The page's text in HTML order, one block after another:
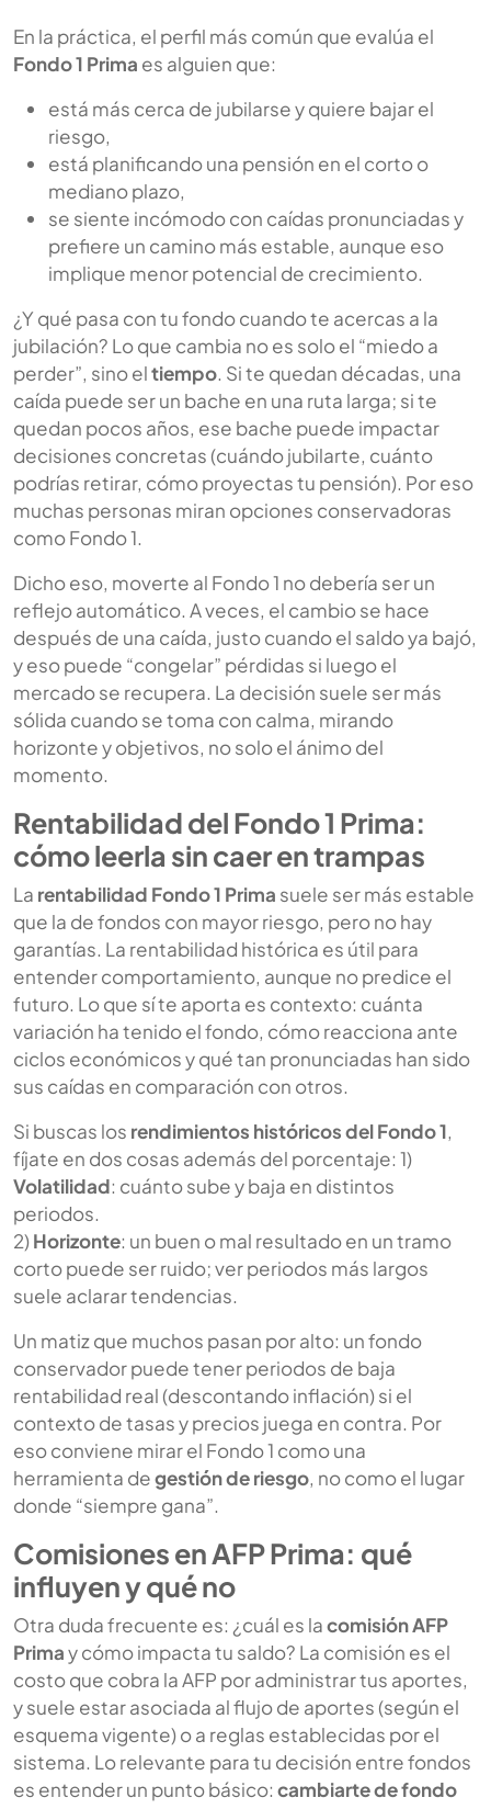
En la práctica, el perfil más común que evalúa el
Fondo 1 Prima es alguien que:
está más cerca de jubilarse y quiere bajar el
riesgo,
está planificando una pensión en el corto o
mediano plazo,
se siente incómodo con caídas pronunciadas y
prefiere un camino más estable, aunque eso
implique menor potencial de crecimiento.
¿Y qué pasa con tu fondo cuando te acercas a la
jubilación? Lo que cambia no es solo el “miedo a
perder”, sino eltiempo. Si te quedan décadas, una
caída puede ser un bache en una ruta larga; si te
quedan pocos años, ese bache puede impactar
decisiones concretas (cuándo jubilarte, cuánto
podrías retirar, cómo proyectas tu pensión). Por eso
muchas personas miran opciones conservadoras
como Fondo 1.
Dicho eso, moverte al Fondo 1 no debería ser un
reflejo automático. A veces, el cambio se hace
después de una caída, justo cuando el saldo ya bajó,
y eso puede “congelar” pérdidas si luego el
mercado se recupera. La decisión suele ser más
sólida cuando se toma con calma, mirando
horizonte y objetivos, no solo el ánimo del
momento.
Rentabilidad del Fondo 1 Prima:
cómo leerla sin caer en trampas
La rentabilidad Fondo 1 Prima suele ser más estable
que la de fondos con mayor riesgo, pero no hay
garantías. La rentabilidad histórica es útil para
entender comportamiento, aunque no predice el
futuro. Lo que sí te aporta es contexto: cuánta
variación ha tenido el fondo, cómo reacciona ante
ciclos económicos y qué tan pronunciadas han sido
sus caídas en comparación con otros.
Si buscas los rendimientos históricos del Fondo 1,
fíjate en dos cosas además del porcentaje: 1)
Volatilidad: cuánto sube y baja en distintos
periodos.
2)Horizonte: un buen o mal resultado en un tramo
corto puede ser ruido; ver periodos más largos
suele aclarar tendencias.
Un matiz que muchos pasan por alto: un fondo
conservador puede tener periodos de baja
rentabilidad real (descontando inflación) si el
contexto de tasas y precios juega en contra. Por
eso conviene mirar el Fondo 1 como una
herramienta degestión de riesgo, no como el lugar
donde “siempre gana”.
Comisiones en AFP Prima: qué
influyen y qué no
Otra duda frecuente es: ¿cuál es lacomisión AFP
Primay cómo impacta tu saldo? La comisión es el
costo que cobra la AFP por administrar tus aportes,
y suele estar asociada al flujo de aportes (según el
esquema vigente) o a reglas establecidas por el
sistema. Lo relevante para tu decisión entre fondos
es entender un punto básico: cambiarte de fondo